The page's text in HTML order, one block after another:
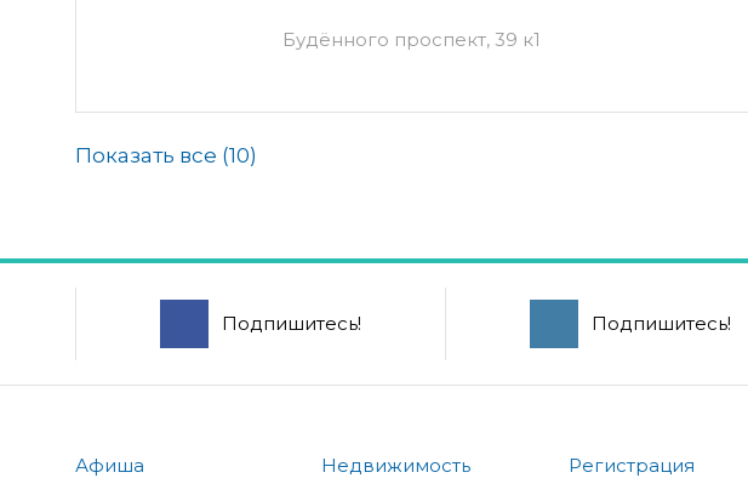
Будённого проспект, 39 к1
Показать все (10)
Подпишитесь! Подпишитесь!
Афиша
Недвижимость
Регистрация